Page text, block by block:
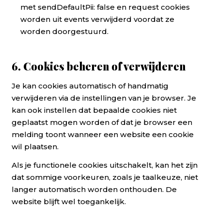
met sendDefaultPii: false en request cookies
worden uit events verwijderd voordat ze
worden doorgestuurd.
6. Cookies beheren of verwijderen
Je kan cookies automatisch of handmatig
verwijderen via de instellingen van je browser. Je
kan ook instellen dat bepaalde cookies niet
geplaatst mogen worden of dat je browser een
melding toont wanneer een website een cookie
wil plaatsen.
Als je functionele cookies uitschakelt, kan het zijn
dat sommige voorkeuren, zoals je taalkeuze, niet
langer automatisch worden onthouden. De
website blijft wel toegankelijk.